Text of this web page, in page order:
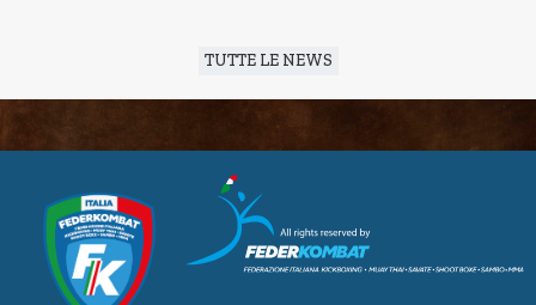
TUTTE LE NEWS
CUSL Spelpaus